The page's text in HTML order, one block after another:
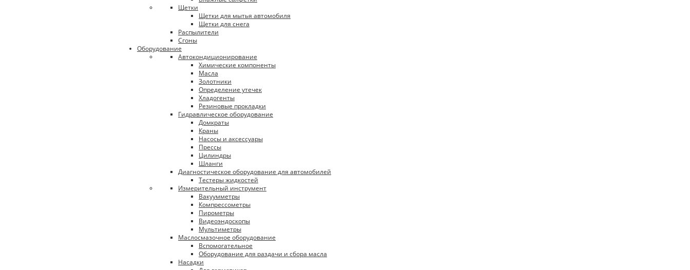
Щетки
Щетки для мытья автомобиля
Щетки для снега
Распылители
Сгоны
Оборудование
Автокондиционирование
Химические компоненты
Масла
Золотники
Определение утечек
Хладогенты
Резиновые прокладки
Гидравлическое оборудование
Домкраты
Краны
Насосы и аксессуары
Прессы
Цилиндры
Шланги
Диагностическое оборудование для автомобилей
Тестеры жидкостей
Измерительный инструмент
Вакуумметры
Компрессометры
Пирометры
Видеоэндоскопы
Мультиметры
Маслосмазочное оборудование
Вспомогательное
Оборудование для раздачи и сбора масла
Насадки